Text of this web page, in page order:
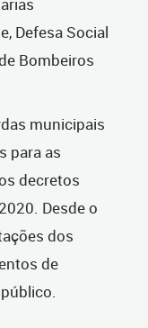
Defesa Social
Bombeiros
municipais
para as
decretos
Desde o
dos
de